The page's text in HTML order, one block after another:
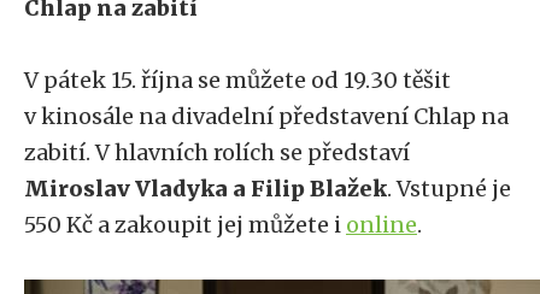
Chlap na zabití
V pátek 15. října se můžete od 19.30 těšit
v kinosále na divadelní představení Chlap na
zabití. V hlavních rolích se představí
Miroslav Vladyka a Filip Blažek. Vstupné je
550 Kč a zakoupit jej můžete i online.